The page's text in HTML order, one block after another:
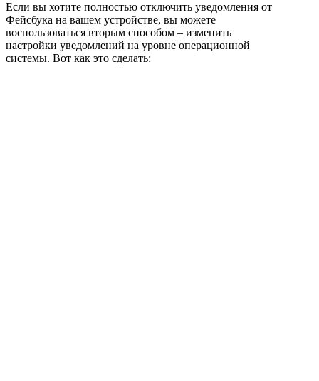
Если вы хотите полностью отключить уведомления от
Фейсбука на вашем устройстве, вы можете
воспользоваться вторым способом – изменить
настройки уведомлений на уровне операционной
системы. Вот как это сделать: